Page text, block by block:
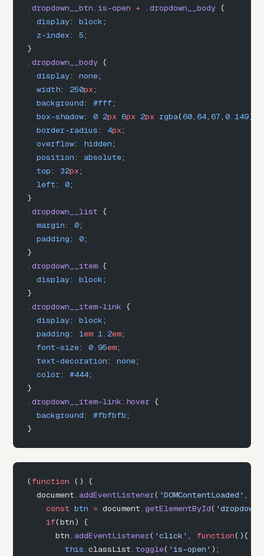
.dropdown__btn.is-open + .dropdown__body {
  display
: block;
  z-index
: 5;
}
.dropdown__body {
  display
: none;
  width
: 250px;
  background
: #fff;
  box-shadow
: 0 2px 6px 2px rgba(60, 64, 67, 0.149),
  border-radius
: 4px;
  overflow
: hidden;
  position
: absolute;
  top
: 32px;
  left
: 0;
}
.dropdown__list {
  margin
: 0;
  padding
: 0;
}
.dropdown__item {
  display
: block;
}
.dropdown__item-link {
  display
: block;
  padding
: 1em 1.2em;
  font-size
: 0.95em;
  text-decoration
: none;
  color
: #444;
}
.dropdown__item-link:hover {
  background
: #fbfbfb;
}
(function () {
  document.
addEventListener( 'DOMContentLoaded' ,
    const
btn = document. getElementById(
    if
(btn) {
      btn.
addEventListener( 'click' , function(){
        this
.classList. toggle( 'is-open' );